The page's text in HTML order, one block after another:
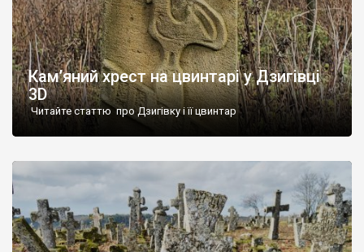
Кам’яний хрест на цвинтарі у Дзигівці
3D
Читайте статтю про Дзигівку і її цвинтар